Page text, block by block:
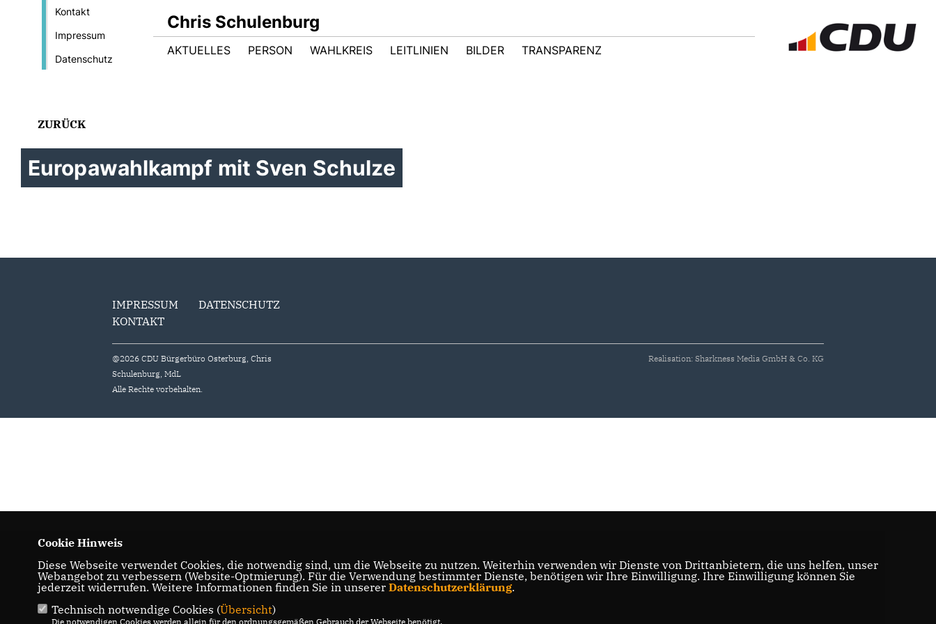
Kontakt
Impressum
Datenschutz
Chris Schulenburg
AKTUELLES PERSON WAHLKREIS LEITLINIEN BILDER TRANSPARENZ
ZURÜCK
Europawahlkampf mit Sven Schulze
IMPRESSUM
DATENSCHUTZ
KONTAKT
@2026 CDU Bürgerbüro Osterburg, Chris
Schulenburg, MdL
Alle Rechte vorbehalten.
Realisation: Sharkness Media GmbH & Co. KG
Cookie Hinweis
Diese Webseite verwendet Cookies, die notwendig sind, um die Webseite zu nutzen. Weiterhin verwenden wir Dienste von Drittanbietern, die uns helfen, unser
Webangebot zu verbessern (Website-Optmierung). Für die Verwendung bestimmter Dienste, benötigen wir Ihre Einwilligung. Ihre Einwilligung können Sie
jederzeit widerrufen. Weitere Informationen finden Sie in unserer Datenschutzerklärung.
Technisch notwendige Cookies (Übersicht)
Die notwendigen Cookies werden allein für den ordnungsgemäßen Gebrauch der Webseite benötigt.